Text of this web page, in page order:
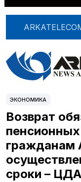
ЭКОНОМИКА
Возврат
гражданам
сроки – ЦДА